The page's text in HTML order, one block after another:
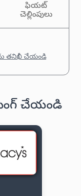
ఫియట్
చెల్లింపులు
తనిఖీ చేయండి
చేయండి